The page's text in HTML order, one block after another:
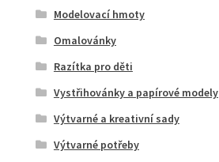
Modelovací hmoty
Omalovánky
Razítka pro děti
Vystřihovánky a papírové modely
Výtvarné a kreativní sady
Výtvarné potřeby